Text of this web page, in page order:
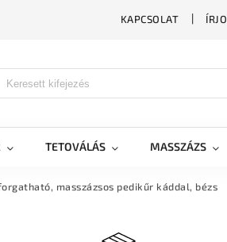
KAPCSOLAT
TETOVÁLÁS MASSZÁZS
masszázsos pedikűr káddal, bézs